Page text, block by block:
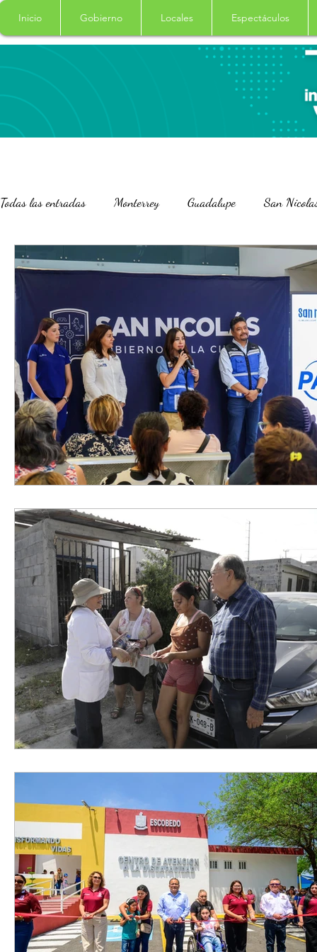
Inicio Gobierno Locales Espectáculos
Todas las entradas Monterrey Guadalupe San
San Pedro Garza Garcia Nacional
Salud Columna Curiosidades Garcia
Elecciones2021NL Educación Economía